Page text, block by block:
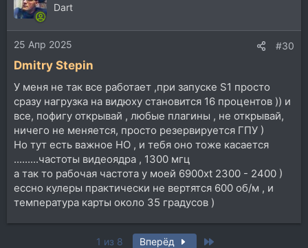
Dart
25 Апр 2025 #30
Dmitry Stepin
У меня не так все работает ,при запуске S1 просто
сразу нагрузка на видюху становится 16 процентов )) и
все, пофигу открывай , любые плагины , не открывай,
ничего не меняется, просто резервируется ГПУ )
Но тут есть важное НО , и тебя оно тоже касается
.........частоты видеоядра , 1300 мгц
а так то рабочая частота у моей 6900xt 2300 - 2400 )
ессно кулеры практически не вертятся 600 об/м , и
температура карты около 35 градусов )
1 из 8 Вперёд